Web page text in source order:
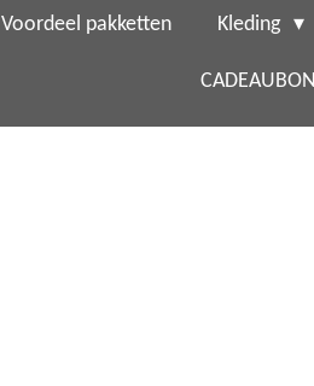
Voordeel pakketten Kleding
CADEAUBON